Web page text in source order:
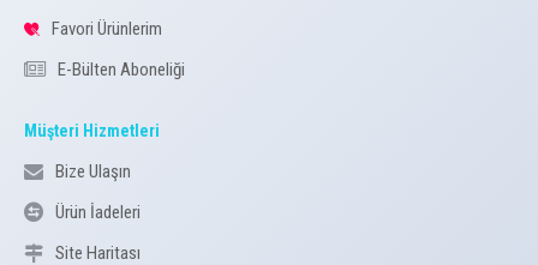
Favori Ürünlerim
E-Bülten Aboneliği
Müşteri Hizmetleri
Bize Ulaşın
Ürün İadeleri
Site Haritası